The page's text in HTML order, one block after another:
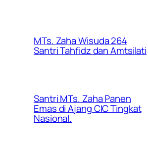
MTs. Zaha Wisuda 264
Santri Tahfidz dan Amtsilati
Santri MTs. Zaha Panen
Emas di Ajang CIC Tingkat
Nasional.